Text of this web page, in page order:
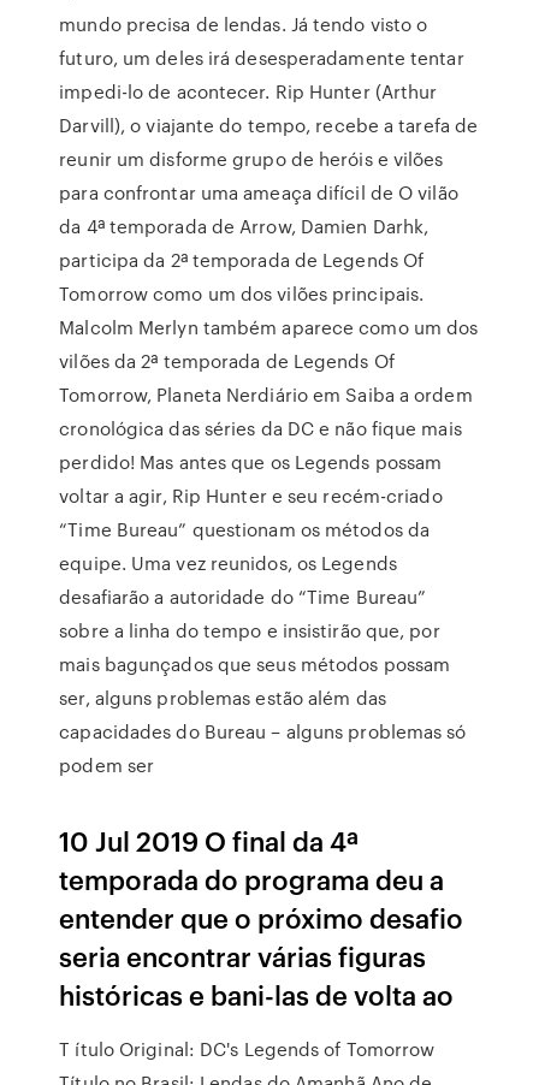
mundo precisa de lendas. Já tendo visto o
futuro, um deles irá desesperadamente tentar
impedi-lo de acontecer. Rip Hunter (Arthur
Darvill), o viajante do tempo, recebe a tarefa de
reunir um disforme grupo de heróis e vilões
para confrontar uma ameaça difícil de O vilão
da 4ª temporada de Arrow, Damien Darhk,
participa da 2ª temporada de Legends Of
Tomorrow como um dos vilões principais.
Malcolm Merlyn também aparece como um dos
vilões da 2ª temporada de Legends Of
Tomorrow, Planeta Nerdiário em Saiba a ordem
cronológica das séries da DC e não fique mais
perdido! Mas antes que os Legends possam
voltar a agir, Rip Hunter e seu recém-criado
“Time Bureau” questionam os métodos da
equipe. Uma vez reunidos, os Legends
desafiarão a autoridade do “Time Bureau”
sobre a linha do tempo e insistirão que, por
mais bagunçados que seus métodos possam
ser, alguns problemas estão além das
capacidades do Bureau – alguns problemas só
podem ser
10 Jul 2019 O final da 4ª
temporada do programa deu a
entender que o próximo desafio
seria encontrar várias figuras
históricas e bani-las de volta ao
T ítulo Original: DC's Legends of Tomorrow